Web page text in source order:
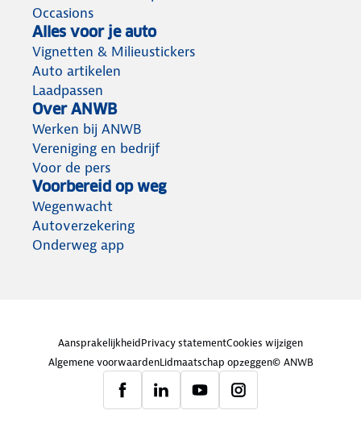
Occasions
Alles voor je auto
Vignetten & Milieustickers
Auto artikelen
Laadpassen
Over ANWB
Werken bij ANWB
Vereniging en bedrijf
Voor de pers
Voorbereid op weg
Wegenwacht
Autoverzekering
Onderweg app
AansprakelijkheidPrivacy statementCookies wijzigen
Algemene voorwaardenLidmaatschap opzeggen© ANWB